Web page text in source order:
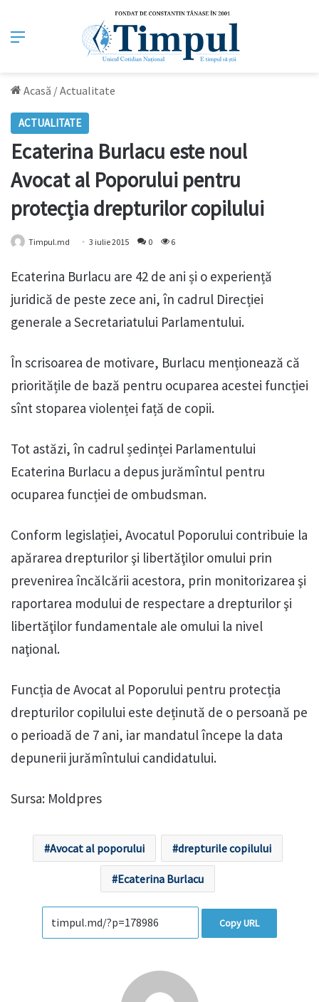
Meniu
Acasă /Actualitate
ACTUALITATE
Ecaterina Burlacu este noul
Avocat al Poporului pentru
protecția drepturilor copilului
Timpul.md 3 iulie 2015 0 6
Ecaterina Burlacu are 42 de ani și o experiență
juridică de peste zece ani, în cadrul Direcției
generale a Secretariatului Parlamentului.
În scrisoarea de motivare, Burlacu menționează că
prioritățile de bază pentru ocuparea acestei funcției
sînt stoparea violenței față de copii.
Tot astăzi, în cadrul ședinței Parlamentului
Ecaterina Burlacu a depus jurămîntul pentru
ocuparea funcției de ombudsman.
Conform legislației, Avocatul Poporului contribuie la
apărarea drepturilor şi libertăţilor omului prin
prevenirea încălcării acestora, prin monitorizarea şi
raportarea modului de respectare a drepturilor şi
libertăţilor fundamentale ale omului la nivel
naţional.
Funcția de Avocat al Poporului pentru protecția
drepturilor copilului este deținută de o persoană pe
o perioadă de 7 ani, iar mandatul începe la data
depunerii jurămîntului candidatului.
Sursa: Moldpres
Avocat al poporului drepturile copilului
Ecaterina Burlacu
Copy URL